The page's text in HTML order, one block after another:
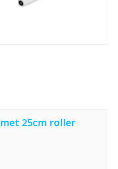
25cm roller